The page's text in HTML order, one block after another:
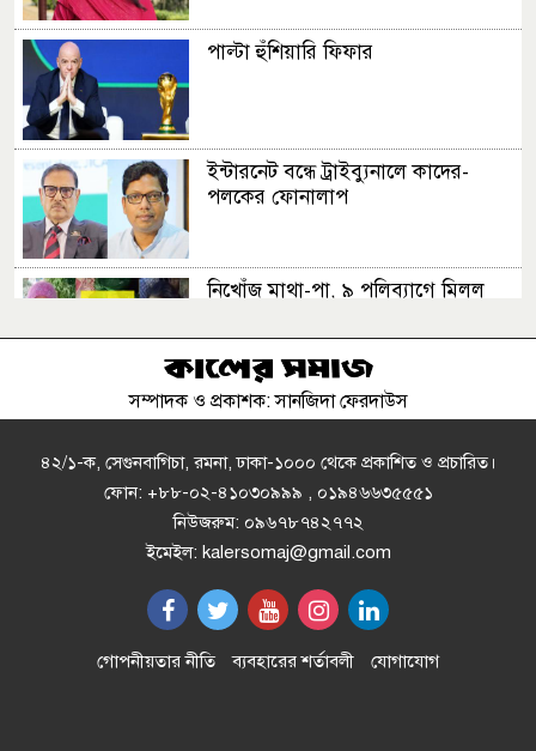
পাল্টা হুঁশিয়ারি ফিফার
ইন্টারনেট বন্ধে ট্রাইব্যুনালে কাদের-
পলকের ফোনালাপ
নিখোঁজ মাথা-পা, ৯ পলিব্যাগে মিলল
রাষ্ট্রপতি নির্বাচনে দুটি মনোনয়ন ফরম
মাতারবাড়ি পৌঁছেছেন প্রধানমন্ত্রী তারেক
রহমান
বাংলাদেশি পাসপোর্টধারীদের কেন
লাউঞ্জেই থাকতে হলো?
সম্পাদক ও প্রকাশক: সানজিদা ফেরদাউস
৪২/১-ক, সেগুনবাগিচা, রমনা, ঢাকা-১০০০ থেকে প্রকাশিত ও প্রচারিত।
ফোন: +৮৮-০২-৪১০৩০৯৯৯ , ০১৯৪৬৬৩৫৫৫১
নিউজরুম: ০৯৬৭৮৭৪২৭৭২
ইমেইল: kalersomaj@gmail.com
গোপনীয়তার নীতি ব্যবহারের শর্তাবলী যোগাযোগ